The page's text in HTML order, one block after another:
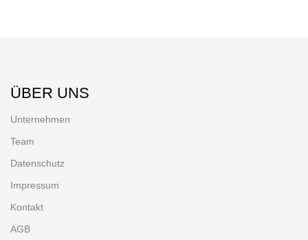
ÜBER UNS
Unternehmen
Team
Datenschutz
Impressum
Kontakt
AGB